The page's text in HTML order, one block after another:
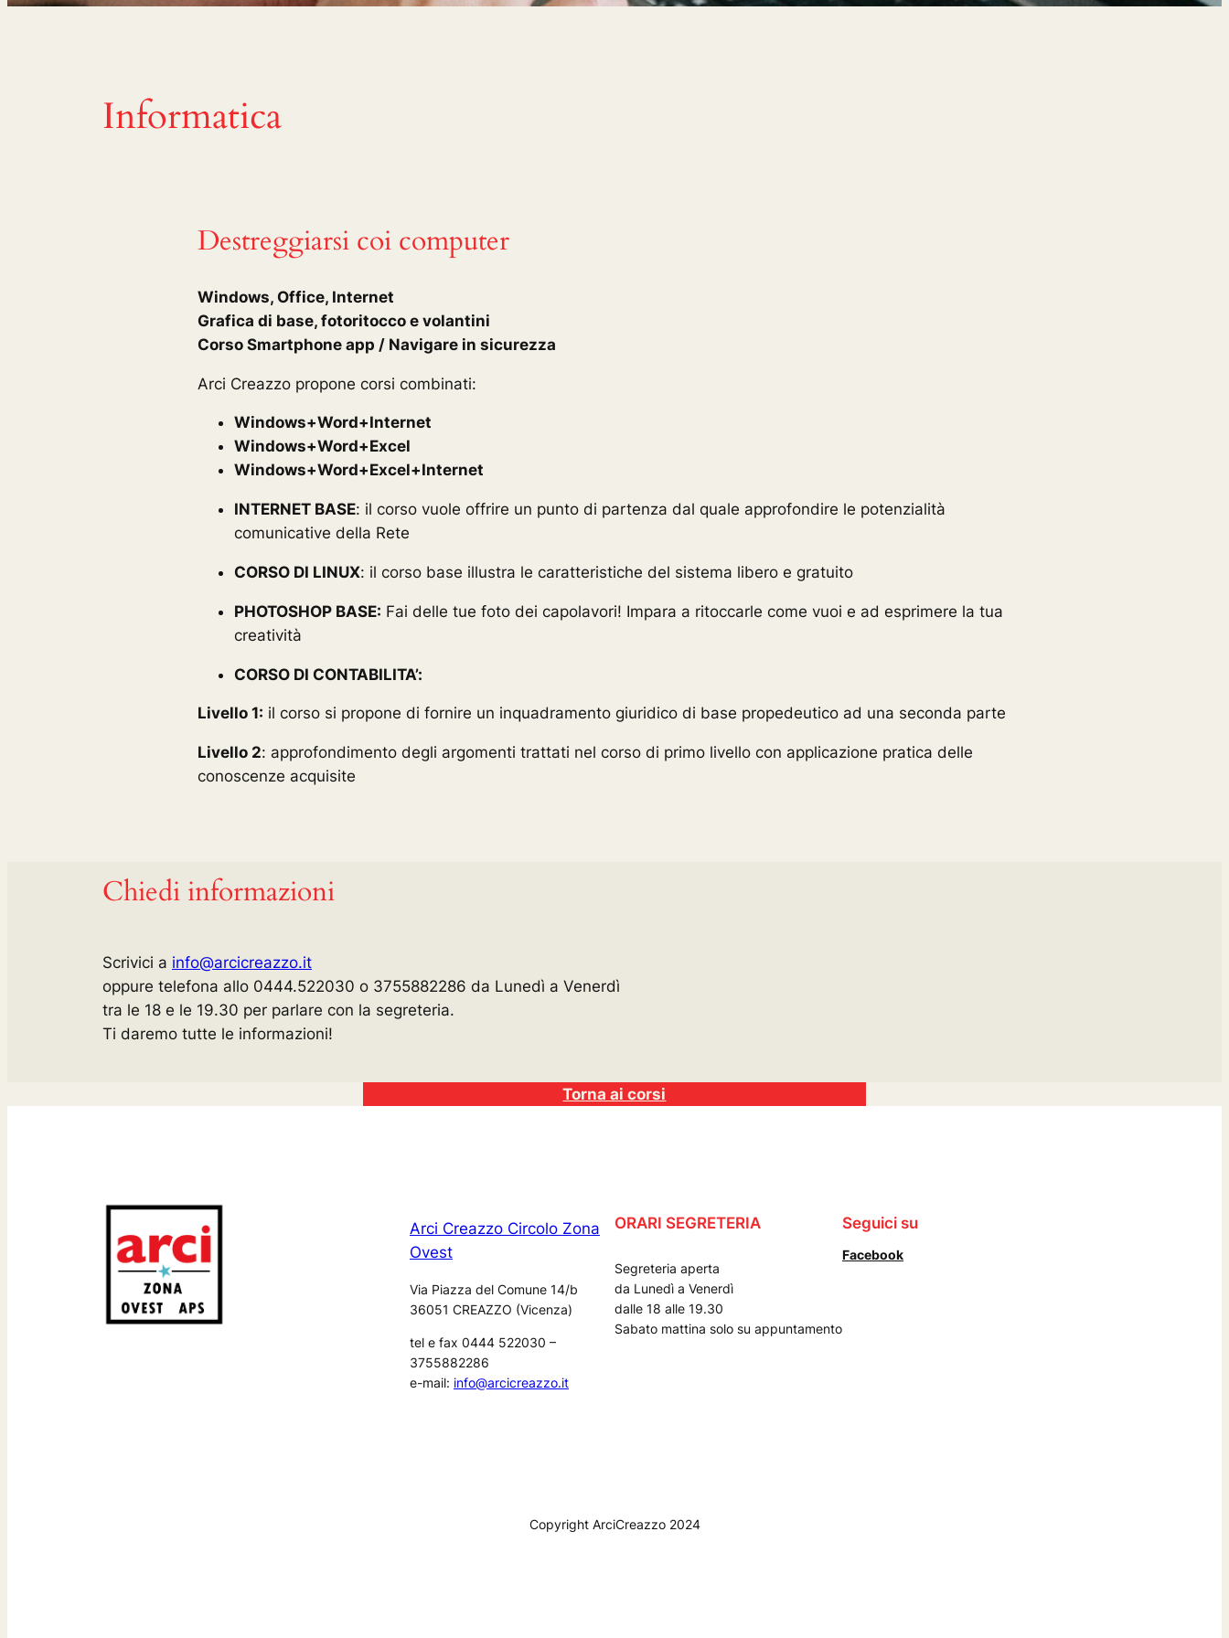
Informatica
Destreggiarsi coi computer
Windows, Office, Internet
Grafica di base, fotoritocco e volantini
Corso Smartphone app / Navigare in sicurezza
Arci Creazzo propone corsi combinati:
Windows+Word+Internet
Windows+Word+Excel
Windows+Word+Excel+Internet
INTERNET BASE: il corso vuole offrire un punto di partenza dal quale approfondire le potenzialità
comunicative della Rete
CORSO DI LINUX: il corso base illustra le caratteristiche del sistema libero e gratuito
PHOTOSHOP BASE: Fai delle tue foto dei capolavori! Impara a ritoccarle come vuoi e ad esprimere la tua
creatività
CORSO DI CONTABILITA’:
Livello 1: il corso si propone di fornire un inquadramento giuridico di base propedeutico ad una seconda parte
Livello 2: approfondimento degli argomenti trattati nel corso di primo livello con applicazione pratica delle
conoscenze acquisite
Chiedi informazioni
Scrivici a info@arcicreazzo.it
oppure telefona allo 0444.522030 o 3755882286 da Lunedì a Venerdì
tra le 18 e le 19.30 per parlare con la segreteria.
Ti daremo tutte le informazioni!
Torna ai corsi
Arci Creazzo Circolo Zona
Ovest
Via Piazza del Comune 14/b
36051 CREAZZO (Vicenza)
tel e fax 0444 522030 –
3755882286
e-mail: info@arcicreazzo.it
ORARI SEGRETERIA
Segreteria aperta
da Lunedì a Venerdì
dalle 18 alle 19.30
Sabato mattina solo su appuntamento
Seguici su
Facebook
Copyright ArciCreazzo 2024